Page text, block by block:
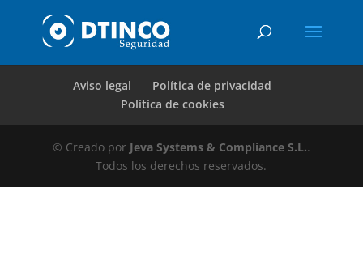
Aviso legal
Política de privacidad
Política de cookies
© Creado por Jeva Systems & Compliance S.L..
Todos los derechos reservados.